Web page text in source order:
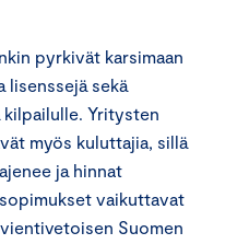
pyrkivät karsimaan
lisenssejä sekä
kilpailulle. Yritysten
myös kuluttajia, sillä
ja hinnat
vaikuttavat
Suomen